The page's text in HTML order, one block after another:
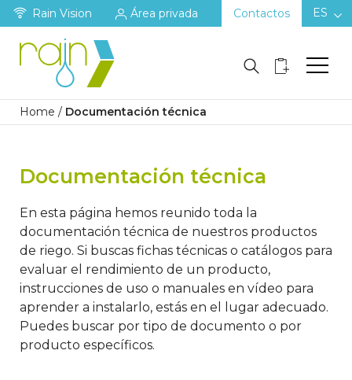
Rain Vision Área privada Contactos ES
Home / Documentación técnica
Documentación técnica
En esta página hemos reunido toda la
documentación técnica de nuestros productos
de riego. Si buscas fichas técnicas o catálogos para
evaluar el rendimiento de un producto,
instrucciones de uso o manuales en vídeo para
aprender a instalarlo, estás en el lugar adecuado.
Puedes buscar por tipo de documento o por
producto específicos.